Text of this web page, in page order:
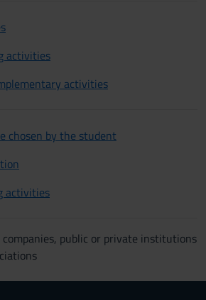
activities
activities
chosen by the student
activities
companies, public or private institutions